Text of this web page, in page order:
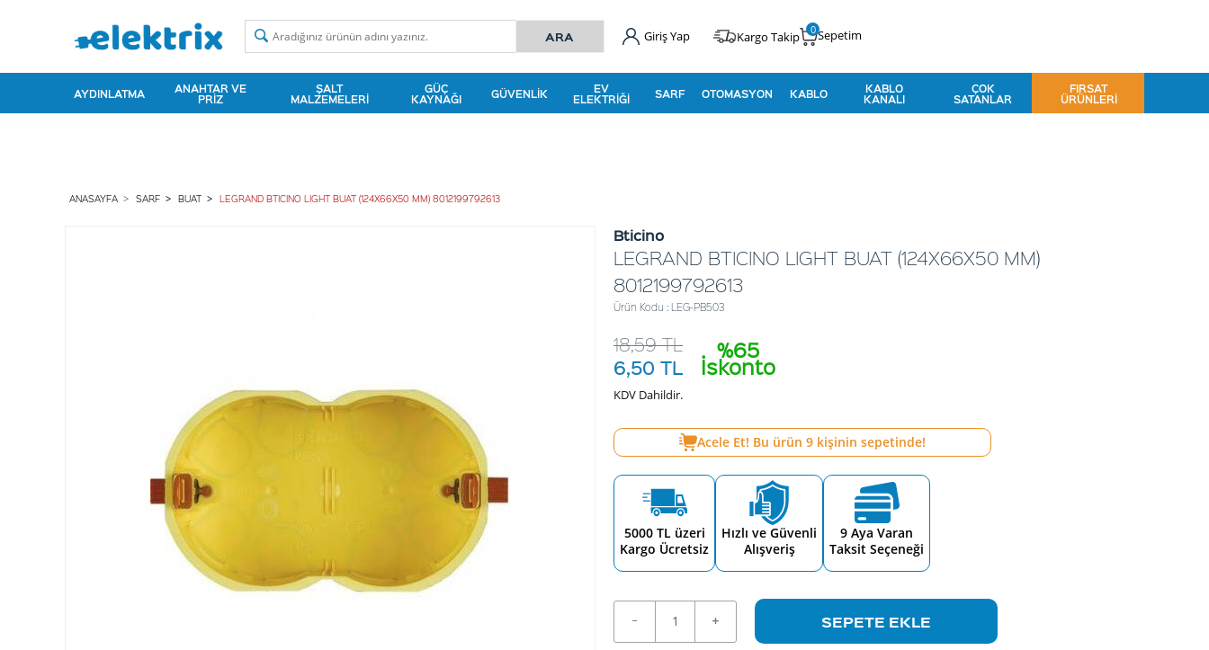
Giriş Yap Kargo Takip Sepetim
0
AYDINLATMA ANAHTAR VE
PRIZ
ŞALT
MALZEMELERI
GÜÇ
KAYNAĞI GÜVENLIK EV
ELEKTRIĞI SARF OTOMASYON KABLO KABLO
KANALI
ÇOK
SATANLAR
FIRSAT
ÜRÜNLERI
ANASAYFA SARF BUAT LEGRAND BTICINO LIGHT BUAT (124X66X50 MM) 8012199792613
Bticino
LEGRAND BTICINO LIGHT BUAT (124X66X50 MM)
8012199792613
Ürün Kodu : LEG-PB503
%65
İskonto
18,59TL
6,50 TL
KDV Dahildir.
Acele Et! Bu ürün 9kişinin sepetinde!
5000 TL üzeri
Kargo Ücretsiz
Hızlı ve Güvenli
Alışveriş
9 Aya Varan
Taksit Seçeneği
SEPETE EKLE